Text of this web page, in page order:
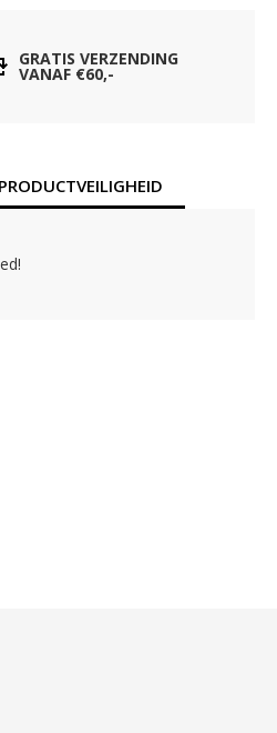
GRATIS VERZENDING
VANAF €60,-
PRODUCTVEILIGHEID